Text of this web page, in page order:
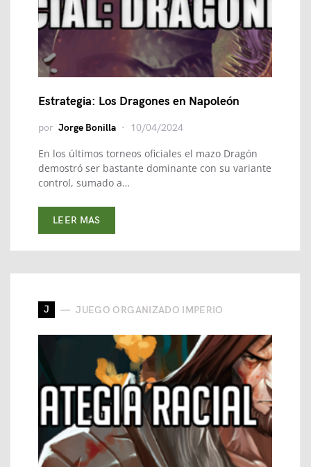
Estrategia: Los Dragones en Napoleón
por Jorge Bonilla 10/04/2024
En los últimos torneos oficiales el mazo Dragón
demostró ser bastante dominante con su variante
control, sumado a…
LEER MAS
J JUEGO ORGANIZADO IMPERIO